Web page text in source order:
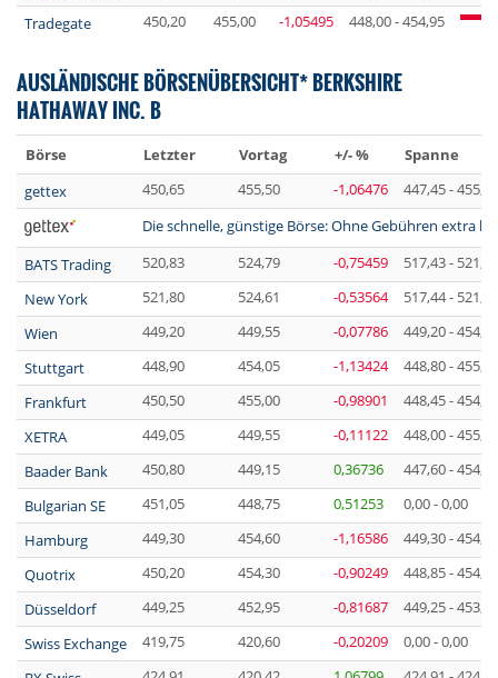
Tradegate
450,20 455,00 -1,05495 448,00 - 454,95
AUSLÄNDISCHE BÖRSENÜBERSICHT* BERKSHIRE
HATHAWAY INC. B
Börse Letzter Vortag +/- %
Spanne
gettex
450,65 455,50 -1,06476
447,45 - 455,10
Die schnelle, günstige Börse: Ohne Gebühren extra
BATS Trading
520,83 524,79 -0,75459
517,43 - 521,90
New York
521,80 524,61 -0,53564
517,44 - 521,83
Wien
449,20 449,55 -0,07786
449,20 - 454,50
Stuttgart
448,90 454,05 -1,13424
448,80 - 455,15
Frankfurt
450,50 455,00 -0,98901
448,45 - 454,70
XETRA
449,05 449,55 -0,11122
448,00 - 455,00
Baader Bank
450,80 449,15 0,36736
447,60 - 454,65
Bulgarian SE
451,05 448,75 0,51253
0,00 - 0,00
Hamburg
449,30 454,60 -1,16586
449,30 - 454,05
Quotrix
450,20 454,30 -0,90249
448,85 - 454,75
Düsseldorf
449,25 452,95 -0,81687
449,25 - 453,20
Swiss Exchange
419,75 420,60 -0,20209
0,00 - 0,00